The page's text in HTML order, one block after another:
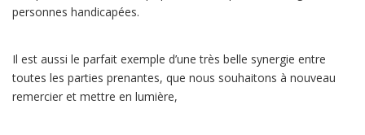
personnes handicapées.
Il est aussi le parfait exemple d’une très belle synergie entre
toutes les parties prenantes, que nous souhaitons à nouveau
remercier et mettre en lumière,